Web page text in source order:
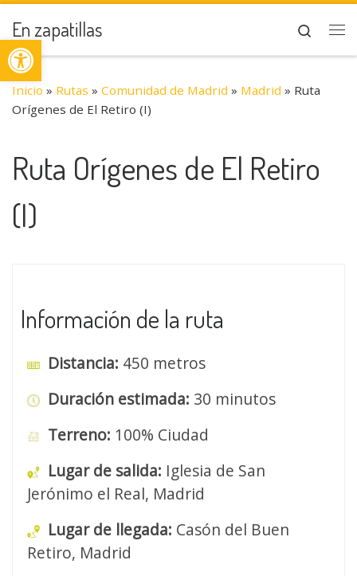
Abrir barra de herramientas
Saltar al contenido
En zapatillas
Search
Inicio » Rutas » Comunidad de Madrid » Madrid » Ruta
Orígenes de El Retiro (I)
Ruta Orígenes de El Retiro
(I)
Información de la ruta
Distancia: 450 metros
Duración estimada: 30 minutos
Terreno: 100% Ciudad
Lugar de salida: Iglesia de San
Jerónimo el Real, Madrid
Lugar de llegada: Casón del Buen
Retiro, Madrid